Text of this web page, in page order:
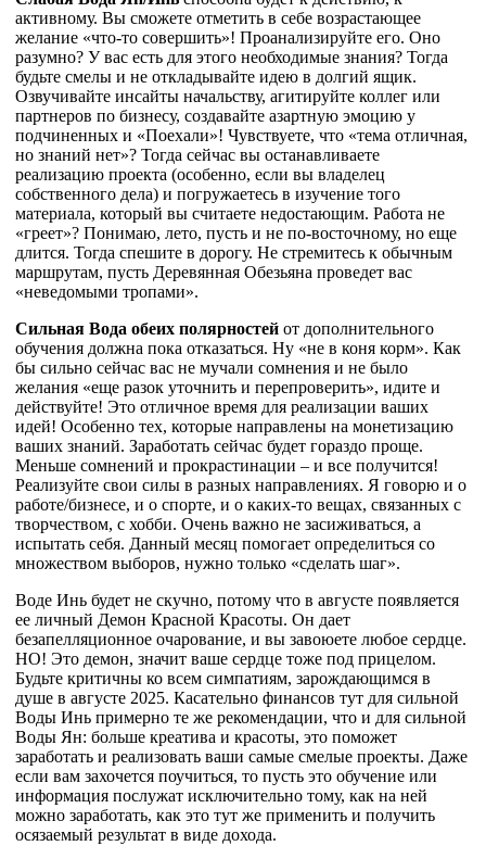
активному. Вы сможете отметить в себе возрастающее
желание «что-то совершить»! Проанализируйте его. Оно
разумно? У вас есть для этого необходимые знания? Тогда
будьте смелы и не откладывайте идею в долгий ящик.
Озвучивайте инсайты начальству, агитируйте коллег или
партнеров по бизнесу, создавайте азартную эмоцию у
подчиненных и «Поехали»! Чувствуете, что «тема отличная,
но знаний нет»? Тогда сейчас вы останавливаете
реализацию проекта (особенно, если вы владелец
собственного дела) и погружаетесь в изучение того
материала, который вы считаете недостающим. Работа не
«греет»? Понимаю, лето, пусть и не по-восточному, но еще
длится. Тогда спешите в дорогу. Не стремитесь к обычным
маршрутам, пусть Деревянная Обезьяна проведет вас
«неведомыми тропами».
Сильная Вода обеих полярностей от дополнительного
обучения должна пока отказаться. Ну «не в коня корм». Как
бы сильно сейчас вас не мучали сомнения и не было
желания «еще разок уточнить и перепроверить», идите и
действуйте! Это отличное время для реализации ваших
идей! Особенно тех, которые направлены на монетизацию
ваших знаний. Заработать сейчас будет гораздо проще.
Меньше сомнений и прокрастинации – и все получится!
Реализуйте свои силы в разных направлениях. Я говорю и о
работе/бизнесе, и о спорте, и о каких-то вещах, связанных с
творчеством, с хобби. Очень важно не засиживаться, а
испытать себя. Данный месяц помогает определиться со
множеством выборов, нужно только «сделать шаг».
Воде Инь будет не скучно, потому что в августе появляется
ее личный Демон Красной Красоты. Он дает
безапелляционное очарование, и вы завоюете любое сердце.
НО! Это демон, значит ваше сердце тоже под прицелом.
Будьте критичны ко всем симпатиям, зарождающимся в
душе в августе 2025. Касательно финансов тут для сильной
Воды Инь примерно те же рекомендации, что и для сильной
Воды Ян: больше креатива и красоты, это поможет
заработать и реализовать ваши самые смелые проекты. Даже
если вам захочется поучиться, то пусть это обучение или
информация послужат исключительно тому, как на ней
можно заработать, как это тут же применить и получить
осязаемый результат в виде дохода.